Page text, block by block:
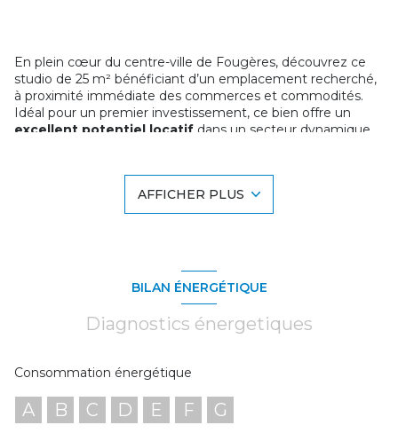
En plein cœur du centre-ville de Fougères, découvrez ce
studio de 25 m² bénéficiant d’un emplacement recherché,
à proximité immédiate des commerces et commodités.
Idéal pour un premier investissement, ce bien offre un
excellent potentiel locatif dans un secteur dynamique.
Ce studio se prête aussi bien à lalocation longue durée
qu’à la location courte durée, offrant ainsi une stratégie
flexible selon votre projet.
AFFICHER PLUS
BILAN ÉNERGÉTIQUE
Diagnostics énergetiques
Consommation énergétique
A B C D E F G